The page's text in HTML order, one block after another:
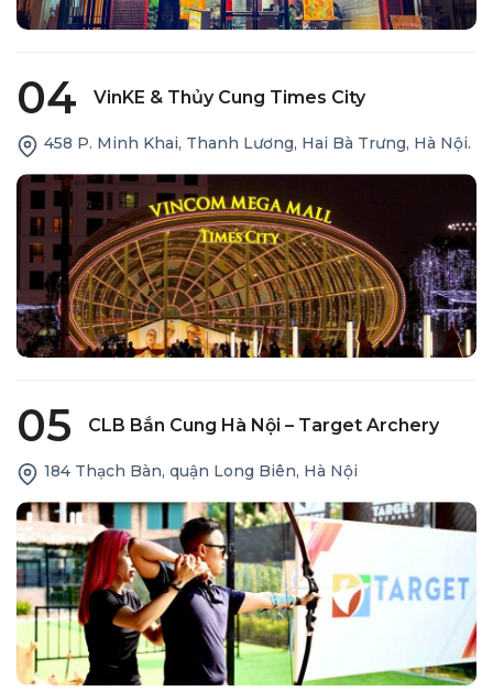
04 VinKE & Thủy Cung Times City
458 P. Minh Khai, Thanh Lương, Hai Bà Trưng, Hà Nội.
05 CLB Bắn Cung Hà Nội – Target Archery
184 Thạch Bàn, quận Long Biên, Hà Nội